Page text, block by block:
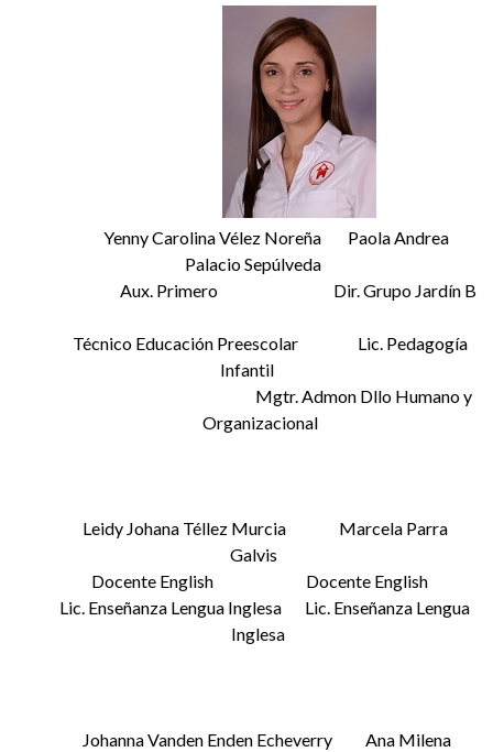
Yenny Carolina Vélez Noreña Paola Andrea
Palacio Sepúlveda
Aux. Primero Dir. Grupo Jardín B
Técnico Educación Preescolar Lic. Pedagogía
Infantil
Mgtr. Admon Dllo Humano y
Organizacional
Leidy Johana Téllez Murcia Marcela Parra
Galvis
Docente English Docente English
Lic. Enseñanza Lengua Inglesa Lic. Enseñanza Lengua
Inglesa
Johanna Vanden Enden Echeverry Ana Milena